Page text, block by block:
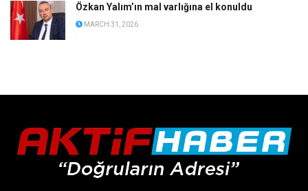
Özkan Yalım’ın mal varlığına el konuldu
MARCH 31, 2026